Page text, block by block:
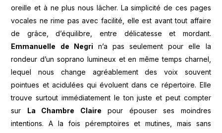
oreille et à ne plus nous lâcher. La simplicité de ces pages
vocales ne rime pas avec facilité, elle est avant tout affaire
de grâce, d’équilibre, entre délicatesse et mordant.
Emmanuelle de Negri n’a pas seulement pour elle la
rondeur d’un soprano lumineux et en même temps charnel,
lequel nous change agréablement des voix souvent
pointues et acidulées qui évoluent dans ce répertoire. Elle
trouve surtout immédiatement le ton juste et peut compter
sur
La Chambre Claire pour épouser ses moindres
intentions. A la fois péremptoires et mutines, mais sans